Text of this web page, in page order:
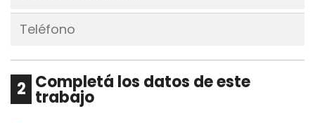
2 Completá los datos de este
trabajo